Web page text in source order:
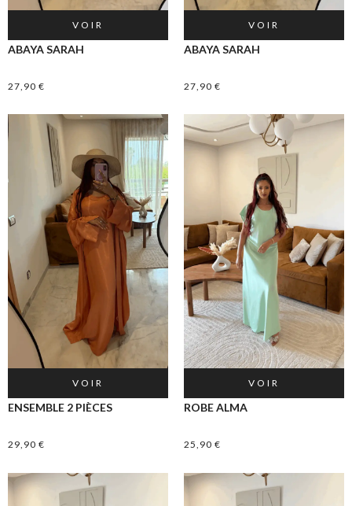
VOIR
ABAYA SARAH
27,90 €
VOIR
ABAYA SARAH
27,90 €
VOIR
ENSEMBLE 2 PIÈCES
29,90 €
VOIR
ROBE ALMA
25,90 €